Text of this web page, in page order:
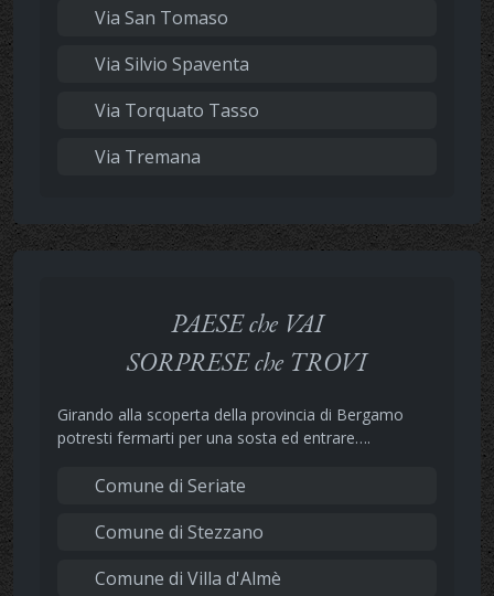
Via San Tomaso
Via Silvio Spaventa
Via Torquato Tasso
Via Tremana
PAESE che VAI
SORPRESE che TROVI
Girando alla scoperta della provincia di Bergamo
potresti fermarti per una sosta ed entrare….
Comune di Seriate
Comune di Stezzano
Comune di Villa d'Almè